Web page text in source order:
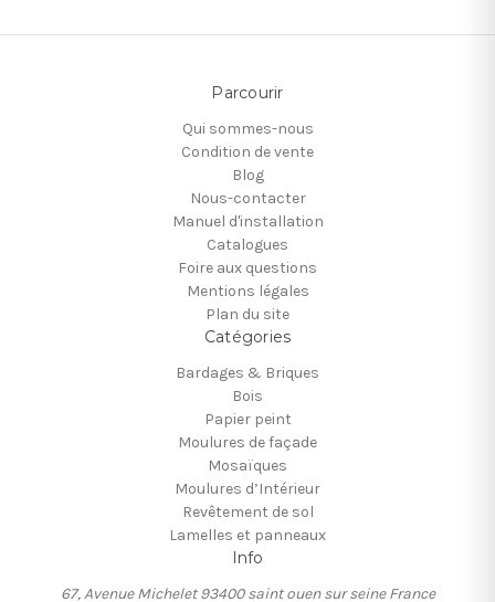
Parcourir
Qui sommes-nous
Condition de vente
Blog
Nous-contacter
Manuel d'installation
Catalogues
Foire aux questions
Mentions légales
Plan du site
Catégories
Bardages & Briques
Bois
Papier peint
Moulures de façade
Mosaïques
Moulures d’Intérieur
Revêtement de sol
Lamelles et panneaux
Info
67, Avenue Michelet 93400 saint ouen sur seine France